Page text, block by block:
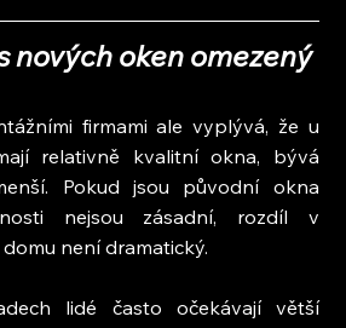
nových oken omezený
firmami ale vyplývá, že u
relativně kvalitní okna, bývá
Pokud jsou původní okna
nejsou zásadní, rozdíl v
není dramatický.
lidé často očekávají větší